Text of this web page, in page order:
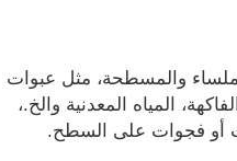
والمسطحة، مثل عبوات
المياه المعدنية والخ.،
أو فجوات على السطح.